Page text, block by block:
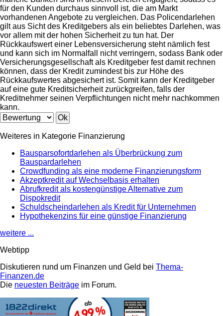
für den Kunden durchaus sinnvoll ist, die am Markt
vorhandenen Angebote zu vergleichen. Das Policendarlehen
gilt aus Sicht des Kreditgebers als ein beliebtes Darlehen, was
vor allem mit der hohen Sicherheit zu tun hat. Der
Rückkaufswert einer Lebensversicherung steht nämlich fest
und kann sich im Normalfall nicht verringern, sodass Bank oder
Versicherungsgesellschaft als Kreditgeber fest damit rechnen
können, dass der Kredit zumindest bis zur Höhe des
Rückkaufswertes abgesichert ist. Somit kann der Kreditgeber
auf eine gute Kreditsicherheit zurückgreifen, falls der
Kreditnehmer seinen Verpflichtungen nicht mehr nachkommen
kann.
Weiteres in Kategorie Finanzierung
Bausparsofortdarlehen als Überbrückung zum
Bauspardarlehen
Crowdfunding als eine moderne Finanzierungsform
Akzeptkredit auf Wechselbasis erhalten
Abrufkredit als kostengünstige Alternative zum
Dispokredit
Schuldscheindarlehen als Kredit für Unternehmen
Hypothekenzins für eine günstige Finanzierung
weitere ...
Webtipp
Diskutieren rund um Finanzen und Geld bei Thema-
Finanzen.de
Die neuesten Beiträge im Forum.